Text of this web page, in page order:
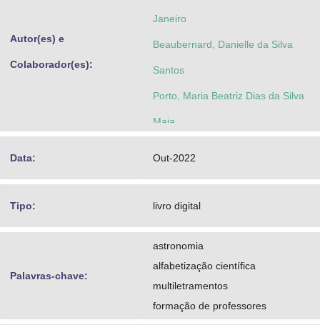
Autor(es) e
Colaborador(es):
Janeiro
Beaubernard, Danielle da Silva
Santos
Porto, Maria Beatriz Dias da Silva
Maia
Data: Out-2022
Tipo: livro digital
Palavras-chave:
astronomia
alfabetização científica
multiletramentos
formação de professores